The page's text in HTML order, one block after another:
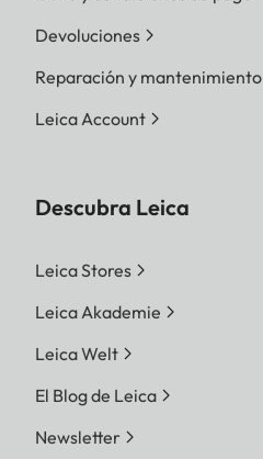
Devoluciones
Reparación y mantenimiento
Leica Account
Descubra Leica
Leica Stores
Leica Akademie
Leica Welt
El Blog de Leica
Newsletter